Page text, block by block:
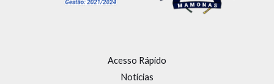
Acesso Rápido
Notícias